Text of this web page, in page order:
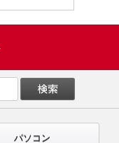
パソコン